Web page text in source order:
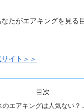
たがエアキングを見る
サイト＞＞
目次
のエアキングは人気ない